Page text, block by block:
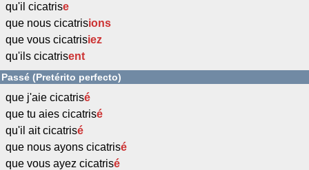
qu'il cicatrise
que nous cicatrisions
que vous cicatrisiez
qu'ils cicatrisent
Passé (Pretérito perfecto)
que j'aie cicatrisé
que tu aies cicatrisé
qu'il ait cicatrisé
que nous ayons cicatrisé
que vous ayez cicatrisé